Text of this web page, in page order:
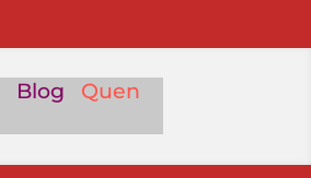
Blog
Quen